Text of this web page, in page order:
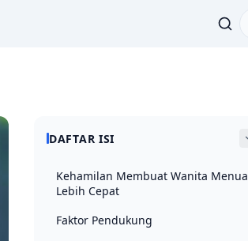
DAFTAR ISI
Kehamilan Membuat Wanita Menua
Lebih Cepat
Faktor Pendukung